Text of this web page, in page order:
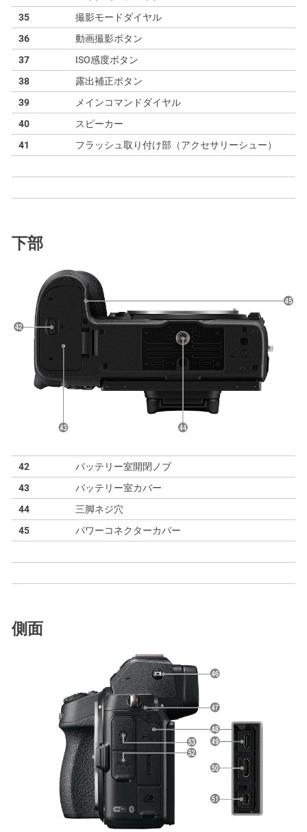
35
撮影モードダイヤル
36
動画撮影ボタン
37
ISO感度ボタン
38
露出補正ボタン
39
メインコマンドダイヤル
40
スピーカー
41
フラッシュ取り付け部（アクセサリーシュー）
下部
42
バッテリー室開閉ノブ
43
バッテリー室カバー
44
三脚ネジ穴
45
パワーコネクターカバー
側面